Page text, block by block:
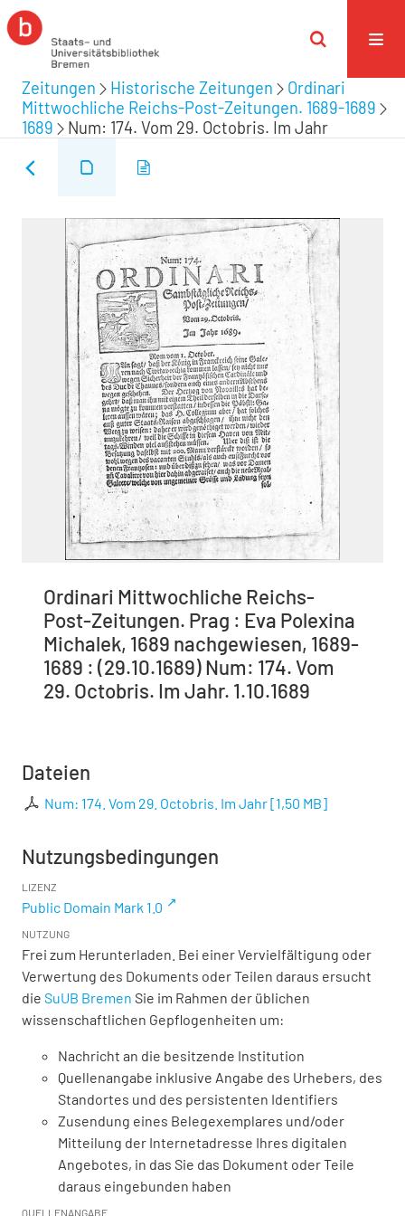
Zeitungen Historische Zeitungen
Ordinari
Mittwochliche Reichs-Post-Zeitungen. 1689-1689
1689
Num: 174. Vom 29. Octobris. Im Jahr
Ordinari Mittwochliche Reichs-
Post-Zeitungen. Prag : Eva Polexina
Michalek, 1689 nachgewiesen, 1689-
1689 : (29.10.1689) Num: 174. Vom
29. Octobris. Im Jahr. 1.10.1689
Dateien
Num: 174. Vom 29. Octobris. Im Jahr[1,50 MB]
Nutzungsbedingungen
LIZENZ
Public Domain Mark 1.0
NUTZUNG
Frei zum Herunterladen. Bei einer Vervielfältigung oder
Verwertung des Dokuments oder Teilen daraus ersucht
die SuUB Bremen Sie im Rahmen der üblichen
wissenschaftlichen Gepflogenheiten um:
Nachricht an die besitzende Institution
Quellenangabe inklusive Angabe des Urhebers, des
Standortes und des persistenten Identifiers
Zusendung eines Belegexemplares und/oder
Mitteilung der Internetadresse Ihres digitalen
Angebotes, in das Sie das Dokument oder Teile
daraus eingebunden haben
QUELLENANGABE